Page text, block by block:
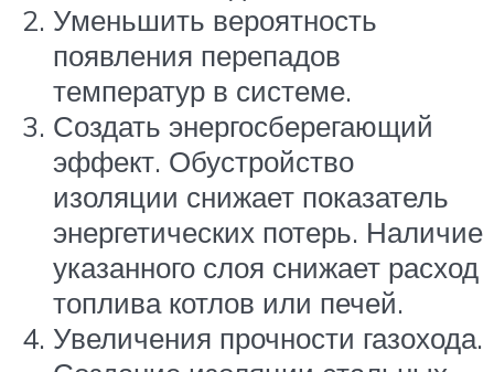
Уменьшить вероятность
появления перепадов
температур в системе.
Создать энергосберегающий
эффект. Обустройство
изоляции снижает показатель
энергетических потерь. Наличие
указанного слоя снижает расход
топлива котлов или печей.
Увеличения прочности газохода.